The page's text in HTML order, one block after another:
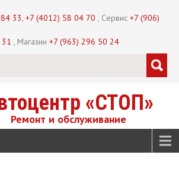
33, +7 (4012) 58 04 70 , Сервис +7 (906)
, Магазин +7 (963) 296 50 24
«СТОП»
Ремонт и обслуживание